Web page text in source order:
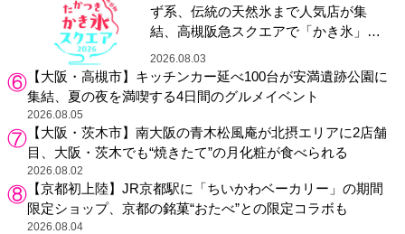
ず系、伝統の天然氷まで人気店が集
結、高槻阪急スクエアで「かき氷」祭
り
2026.08.03
【大阪・高槻市】キッチンカー延べ100台が安満遺跡公園に
集結、夏の夜を満喫する4日間のグルメイベント
2026.08.05
【大阪・茨木市】南大阪の青木松風庵が北摂エリアに2店舗
目、大阪・茨木でも“焼きたて”の月化粧が食べられる
2026.08.02
【京都初上陸】JR京都駅に「ちいかわベーカリー」の期間
限定ショップ、京都の銘菓“おたべ”との限定コラボも
2026.08.04